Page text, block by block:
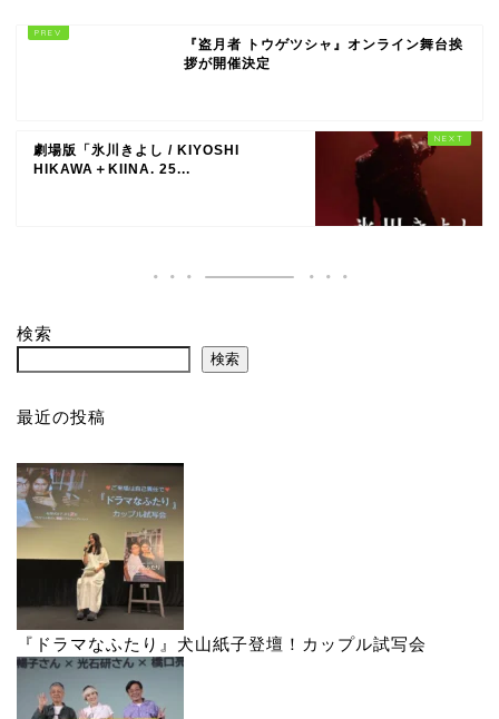
『盗月者 トウゲツシャ』オンライン舞台挨
拶が開催決定
劇場版「氷川きよし / KIYOSHI
HIKAWA＋KIINA. 25...
検索
検索
最近の投稿
『ドラマなふたり』犬山紙子登壇！カップル試写会